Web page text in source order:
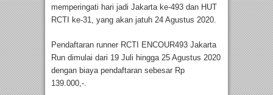
memperingati hari jadi Jakarta ke-493 dan HUT
RCTI ke-31, yang akan jatuh 24 Agustus 2020.
Pendaftaran runner RCTI ENCOUR493 Jakarta
Run dimulai dari 19 Juli hingga 25 Agustus 2020
dengan biaya pendaftaran sebesar Rp
139.000,-.